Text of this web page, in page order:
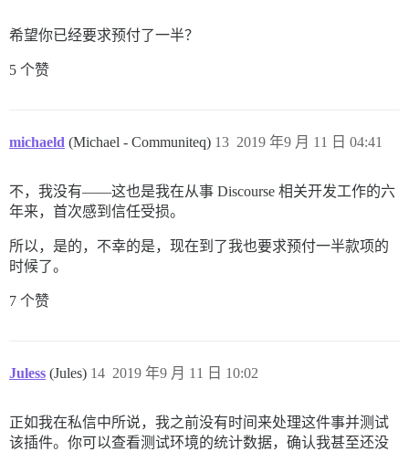
希望你已经要求预付了一半？
5 个赞
michaeld (Michael - Communiteq) 2019 年9 月 11 日 04:41
13
不，我没有——这也是我在从事 Discourse 相关开发工作的六
年来，首次感到信任受损。
所以，是的，不幸的是，现在到了我也要求预付一半款项的
时候了。
7 个赞
Juless (Jules) 2019 年9 月 11 日 10:02
14
正如我在私信中所说，我之前没有时间来处理这件事并测试
该插件。你可以查看测试环境的统计数据，确认我甚至还没